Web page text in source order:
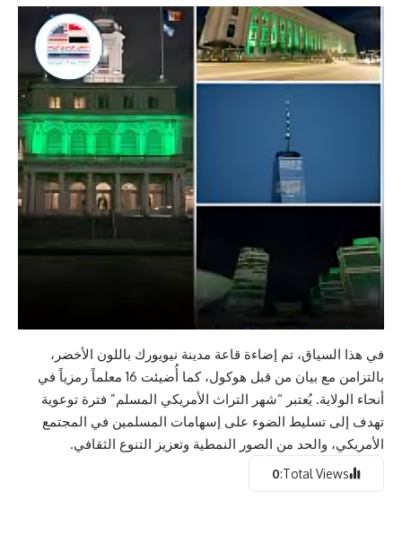
في هذا السياق، تم إضاءة قاعة مدينة نيويورك باللون الأخضر،
بالتزامن مع بيان من قبل هوكول، كما أُضيئت 16 معلماً رمزياً في
أنحاء الولاية. يُعتبر “شهر التراث الأمريكي المسلم” فترة توعوية
تهدف إلى تسليط الضوء على إسهامات المسلمين في المجتمع
الأمريكي، والحد من الصور النمطية وتعزيز التنوع الثقافي.
Total Views:
0